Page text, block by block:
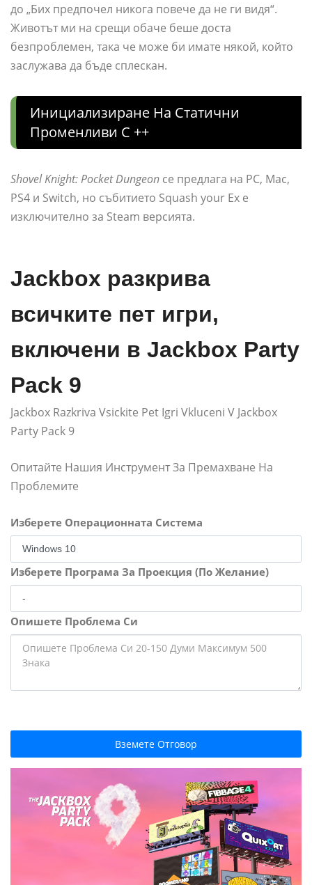
до „Бих предпочел никога повече да не ги видя“.
Животът ми на срещи обаче беше доста
безпроблемен, така че може би имате някой, който
заслужава да бъде сплескан.
Инициализиране На Статични
Променливи C ++
Shovel Knight: Pocket Dungeon се предлага на PC, Mac,
PS4 и Switch, но събитието Squash your Ex е
изключително за Steam версията.
Jackbox разкрива
всичките пет игри,
включени в Jackbox Party
Pack 9
Jackbox Razkriva Vsickite Pet Igri Vkluceni V Jackbox
Party Pack 9
Опитайте Нашия Инструмент За Премахване На
Проблемите
Изберете Операционната Система
Изберете Програма За Проекция (По Желание)
Опишете Проблема Си
Вземете Отговор